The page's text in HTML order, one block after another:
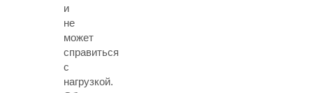
и
не
может
справиться
с
нагрузкой.